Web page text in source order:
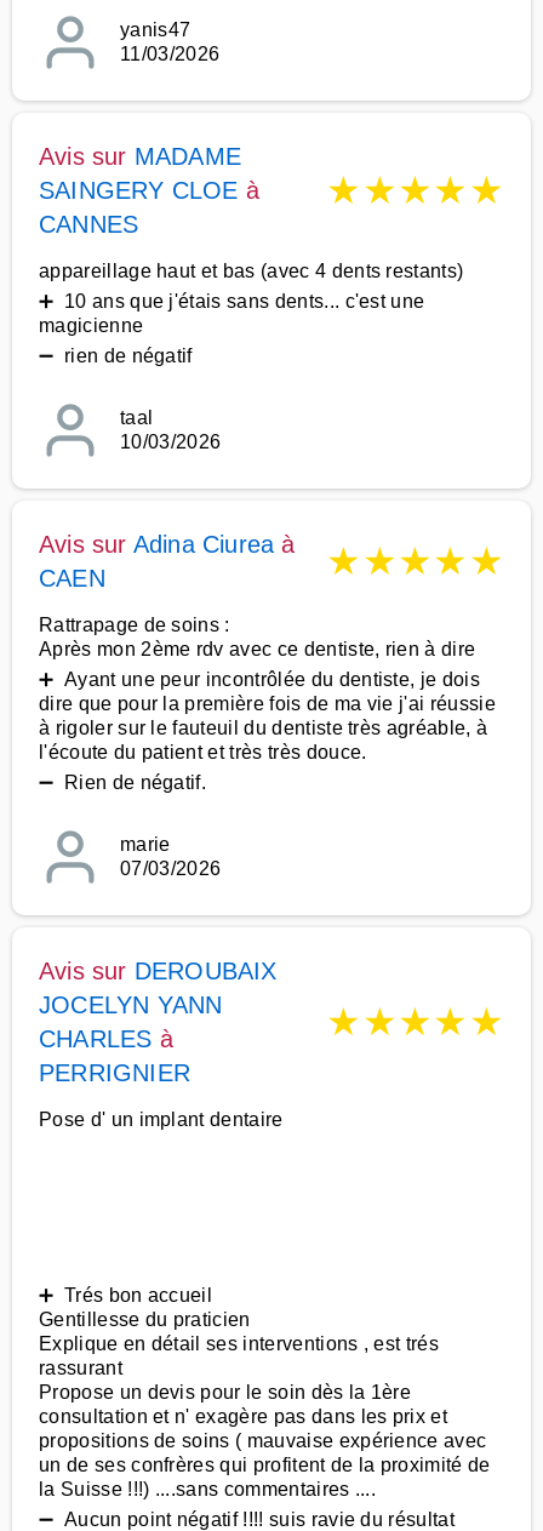
yanis47
11/03/2026
Avis sur MADAME
SAINGERY CLOE à
CANNES
★★★★★
appareillage haut et bas (avec 4 dents restants)
➕ 10 ans que j'étais sans dents... c'est une
magicienne
➖ rien de négatif
taal
10/03/2026
Avis sur Adina Ciurea à
CAEN
★★★★★
Rattrapage de soins :
Après mon 2ème rdv avec ce dentiste, rien à dire
➕ Ayant une peur incontrôlée du dentiste, je dois
dire que pour la première fois de ma vie j'ai réussie
à rigoler sur le fauteuil du dentiste très agréable, à
l'écoute du patient et très très douce.
➖ Rien de négatif.
marie
07/03/2026
Avis sur DEROUBAIX
JOCELYN YANN
CHARLES à
PERRIGNIER
★★★★★
Pose d' un implant dentaire
➕ Trés bon accueil
Gentillesse du praticien
Explique en détail ses interventions , est trés
rassurant
Propose un devis pour le soin dès la 1ère
consultation et n' exagère pas dans les prix et
propositions de soins ( mauvaise expérience avec
un de ses confrères qui profitent de la proximité de
la Suisse !!!) ....sans commentaires ....
➖ Aucun point négatif !!!! suis ravie du résultat